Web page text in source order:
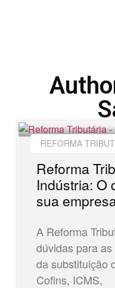
REFORMA
Reforma
Indústria: O
sua
A Reforma
dúvidas para
da substituição
Cofins, ICMS,